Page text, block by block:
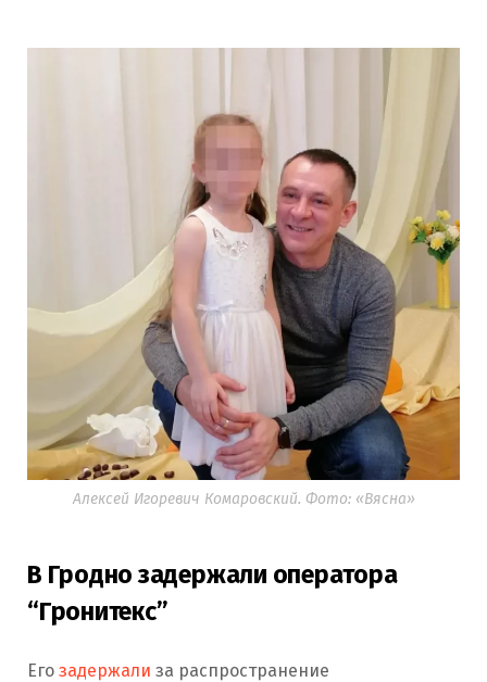
Алексей Игоревич Комаровский. Фото: «Вясна»
В Гродно задержали оператора
“Гронитекс”
Его задержали за распространение